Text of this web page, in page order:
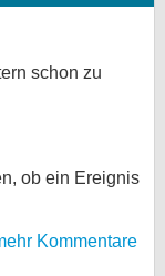
schon zu
ob ein Ereignis
Kommentare